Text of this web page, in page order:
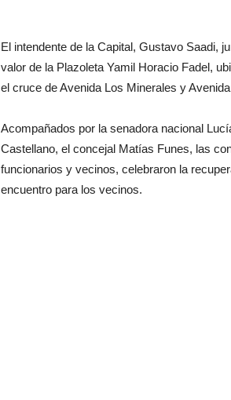
El intendente de la Capital, Gustavo Saadi,
valor de la Plazoleta Yamil Horacio Fadel,
el cruce de Avenida Los Minerales y
Acompañados por la senadora nacional
Castellano, el concejal Matías Funes, las
funcionarios y vecinos, celebraron la
encuentro para los vecinos.